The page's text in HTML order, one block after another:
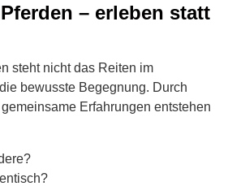
– erleben statt
steht nicht das Reiten im
bewusste Begegnung. Durch
Erfahrungen entstehen